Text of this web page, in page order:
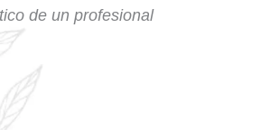
de un profesional